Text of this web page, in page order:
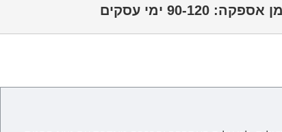
אספקה: 90-120 ימי עסקים